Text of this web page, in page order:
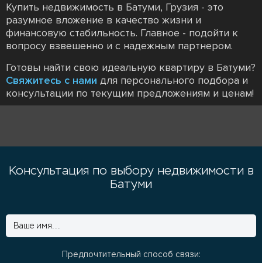
Купить недвижимость в Батуми, Грузия - это
разумное вложение в качество жизни и
финансовую стабильность. Главное - подойти к
вопросу взвешенно и с надежным партнером.
Готовы найти свою идеальную квартиру в Батуми?
Свяжитесь с нами для персонального подбора и
консультации по текущим предложениям и ценам!
Консультация по выбору недвижимости в
Батуми
Предпочтительный способ связи: